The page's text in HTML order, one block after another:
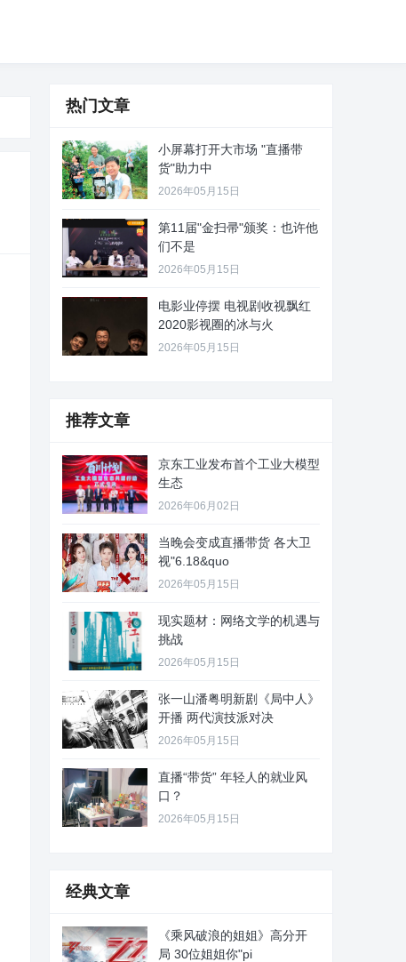
热门文章
小屏幕打开大市场 "直播带
货"助力中
2026年05月15日
第11届"金扫帚"颁奖：也许他
们不是
2026年05月15日
电影业停摆 电视剧收视飘红
2020影视圈的冰与火
2026年05月15日
推荐文章
京东工业发布首个工业大模型
生态
2026年06月02日
当晚会变成直播带货 各大卫
视"6.18&quo
2026年05月15日
现实题材：网络文学的机遇与
挑战
2026年05月15日
张一山潘粤明新剧《局中人》
开播 两代演技派对决
2026年05月15日
直播“带货” 年轻人的就业风
口？
2026年05月15日
经典文章
《乘风破浪的姐姐》高分开
局 30位姐姐你"pi